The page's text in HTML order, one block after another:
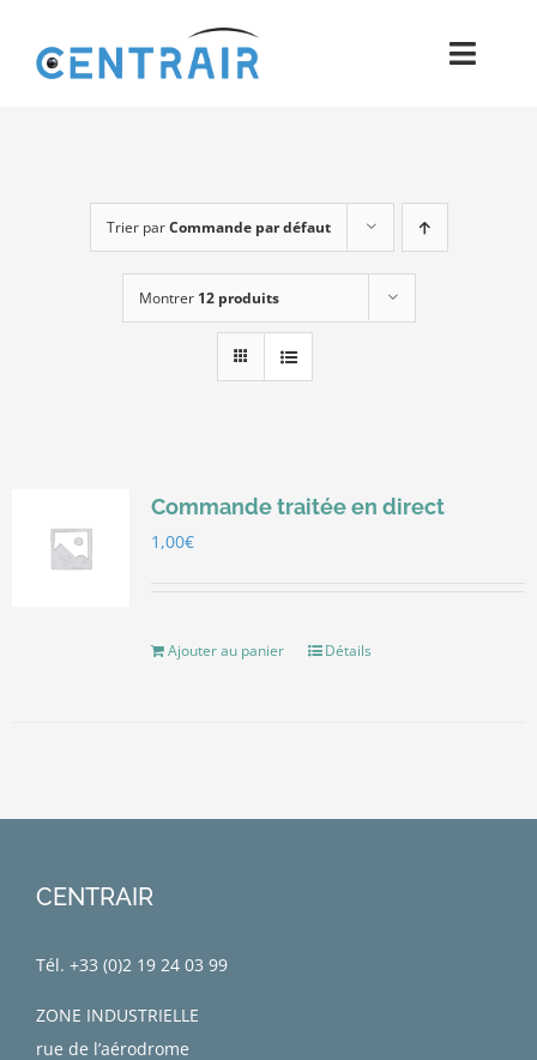
contenu
Moyens
Pièces
Process
Trier parCommande par défaut
Montrer 12 produits
Commande traitée en direct
1,00€
Ajouter au panier Détails
CENTRAIR
Tél. +33 (0)2 19 24 03 99
ZONE INDUSTRIELLE
rue de l’aérodrome